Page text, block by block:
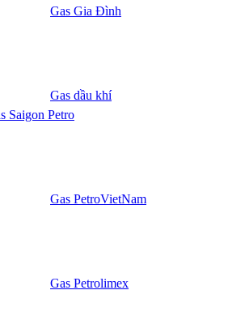
Gas Gia Đình
Gas dầu khí
Saigon Petro
Gas PetroVietNam
Gas Petrolimex